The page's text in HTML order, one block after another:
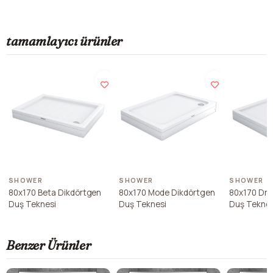
tamamlayıcı ürünler
SHOWER
80x170 Beta Dikdörtgen
Duş Teknesi
SHOWER
80x170 Mode Dikdörtgen
Duş Teknesi
SHOWER
80x170
Duş
Benzer Ürünler